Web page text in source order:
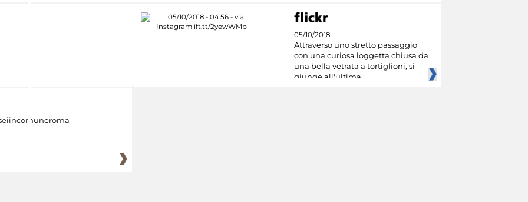
05/10/2018
Attraverso uno stretto passaggio
con una curiosa loggetta chiusa da
una bella vetrata a tortiglioni, si
giunge all'ultima